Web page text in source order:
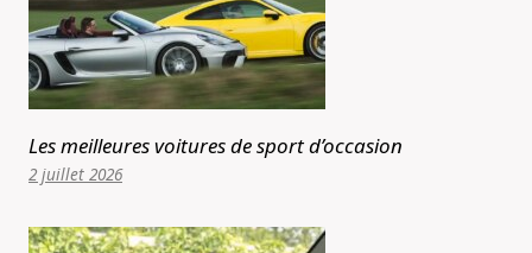
Les meilleures voitures de sport d’occasion
2 juillet 2026